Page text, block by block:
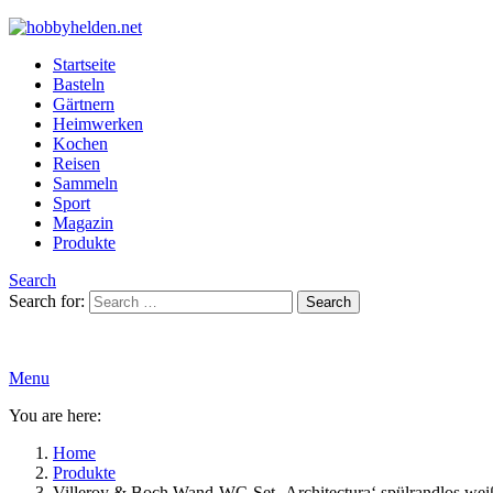
Startseite
Basteln
Gärtnern
Heimwerken
Kochen
Reisen
Sammeln
Sport
Magazin
Produkte
Search
Search for:
Search
Menu
You are here:
Home
Produkte